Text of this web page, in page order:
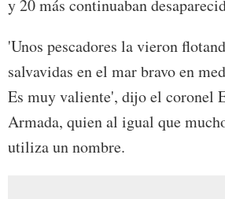
y 20 más continuaban
'Unos pescadores la vieron
salvavidas en el mar bravo en
Es muy valiente', dijo el coronel
Armada, quien al igual que
utiliza un nombre.